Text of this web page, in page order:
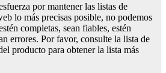
por mantener las listas de
lo más precisas posible, no podemos
completas, sean fiables, estén
errores. Por favor, consulte la lista de
producto para obtener la lista más